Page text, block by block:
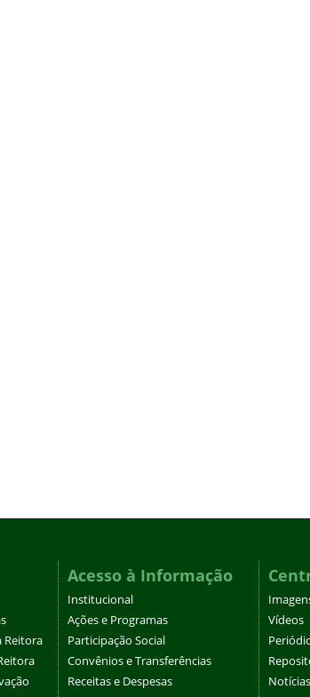
Reitora
Acesso à Informação
Institucional
Ações e Programas
Participação Social
Convênios e Transferências
Receitas e Despesas
Vídeos
Notícias